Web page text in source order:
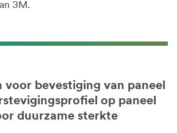
3M.
voor bevestiging van paneel
op paneel
duurzame sterkte